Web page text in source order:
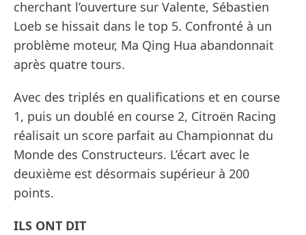
cherchant l’ouverture sur Valente, Sébastien
Loeb se hissait dans le top 5. Confronté à un
problème moteur, Ma Qing Hua abandonnait
après quatre tours.
Avec des triplés en qualifications et en course
1, puis un doublé en course 2, Citroën Racing
réalisait un score parfait au Championnat du
Monde des Constructeurs. L’écart avec le
deuxième est désormais supérieur à 200
points.
ILS ONT DIT